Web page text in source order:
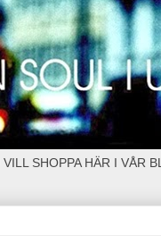
SHOPPA HÄR I VÅR